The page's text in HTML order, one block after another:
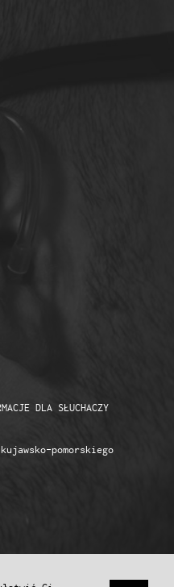
DLA SŁUCHACZY
pomorskiego